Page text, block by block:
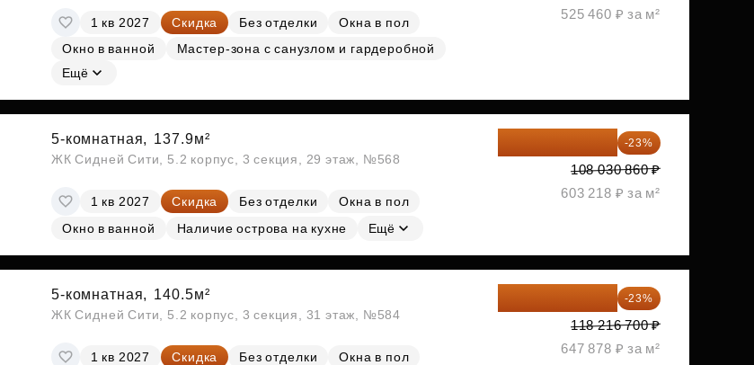
1 кв 2027 Скидка Без отделки
Окна в пол
Окно в ванной
Мастер-зона с санузлом и гардеробной
Ещё
525 460 ₽ за м²
5-комнатная, 137.9м²
ЖК Сидней Сити, 5.2 корпус, 3 секция, 29 этаж, №568
1 кв 2027 Скидка Без отделки
Окна в пол
Окно в ванной
Наличие острова на кухне Ещё
-23%
108 030 860 ₽
603 218 ₽ за м²
5-комнатная, 140.5м²
ЖК Сидней Сити, 5.2 корпус, 3 секция, 31 этаж, №584
1 кв 2027 Скидка Без отделки
Окна в пол
-23%
118 216 700 ₽
647 878 ₽ за м²